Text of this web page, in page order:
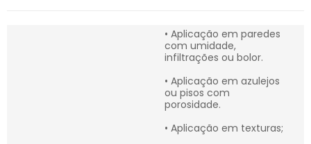
• Aplicação em paredes
com umidade,
infiltrações ou bolor.
• Aplicação em azulejos
ou pisos com
porosidade.
• Aplicação em texturas;